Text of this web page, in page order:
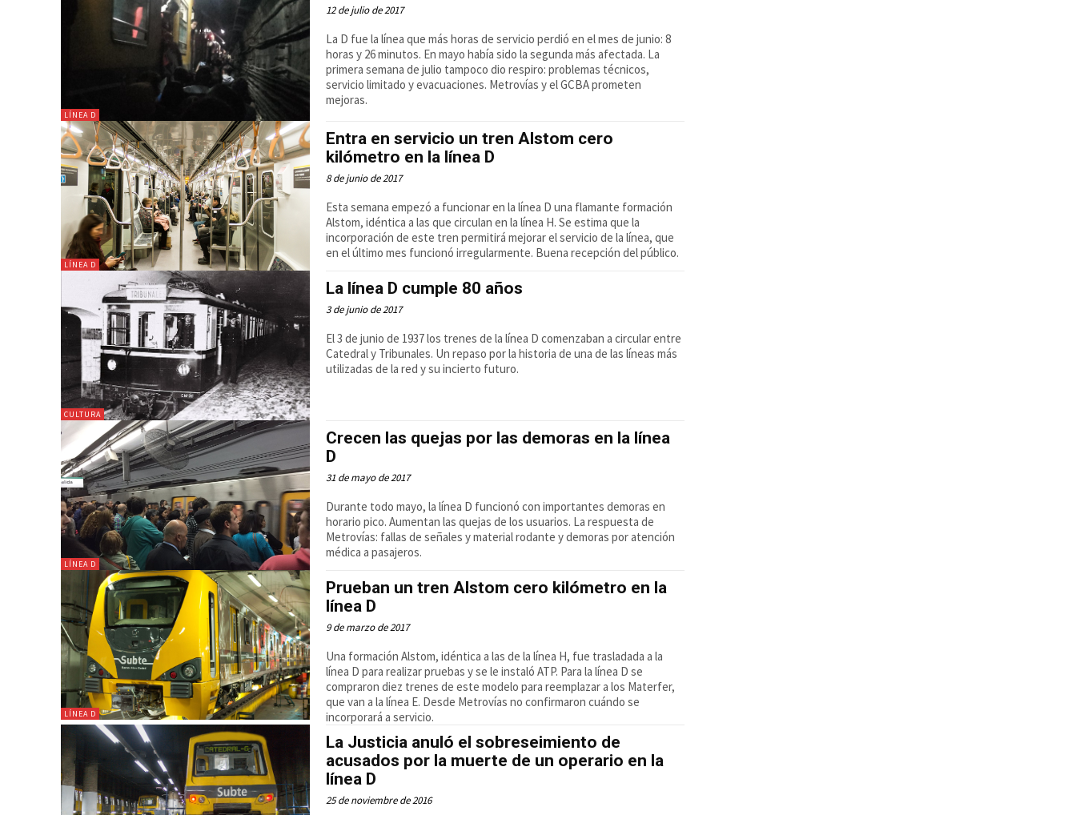
LÍNEA D
12 de julio de 2017
La D fue la línea que más horas de servicio perdió en el mes de junio: 8
horas y 26 minutos. En mayo había sido la segunda más afectada. La
primera semana de julio tampoco dio respiro: problemas técnicos,
servicio limitado y evacuaciones. Metrovías y el GCBA prometen
mejoras.
LÍNEA D
Entra en servicio un tren Alstom cero
kilómetro en la línea D
8 de junio de 2017
Esta semana empezó a funcionar en la línea D una flamante formación
Alstom, idéntica a las que circulan en la línea H. Se estima que la
incorporación de este tren permitirá mejorar el servicio de la línea, que
en el último mes funcionó irregularmente. Buena recepción del público.
CULTURA
La línea D cumple 80 años
3 de junio de 2017
El 3 de junio de 1937 los trenes de la línea D comenzaban a circular entre
Catedral y Tribunales. Un repaso por la historia de una de las líneas más
utilizadas de la red y su incierto futuro.
LÍNEA D
Crecen las quejas por las demoras en la línea
D
31 de mayo de 2017
Durante todo mayo, la línea D funcionó con importantes demoras en
horario pico. Aumentan las quejas de los usuarios. La respuesta de
Metrovías: fallas de señales y material rodante y demoras por atención
médica a pasajeros.
LÍNEA D
Prueban un tren Alstom cero kilómetro en la
línea D
9 de marzo de 2017
Una formación Alstom, idéntica a las de la línea H, fue trasladada a la
línea D para realizar pruebas y se le instaló ATP. Para la línea D se
compraron diez trenes de este modelo para reemplazar a los Materfer,
que van a la línea E. Desde Metrovías no confirmaron cuándo se
incorporará a servicio.
La Justicia anuló el sobreseimiento de
acusados por la muerte de un operario en la
línea D
25 de noviembre de 2016